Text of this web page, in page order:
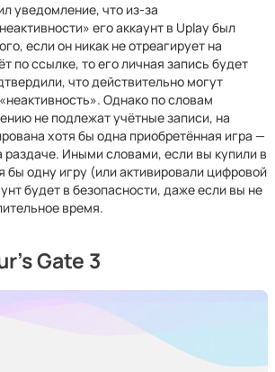
уведомление, что из-за
его аккаунт в Uplay был
если он никак не отреагирует на
по ссылке, то его личная запись будет
что действительно могут
Однако по словам
не подлежат учётные записи, на
хотя бы одна приобретённая игра —
раздаче. Иными словами, если вы купили в
бы одну игру (или активировали цифровой
будет в безопасности, даже если вы не
время.
Gate 3